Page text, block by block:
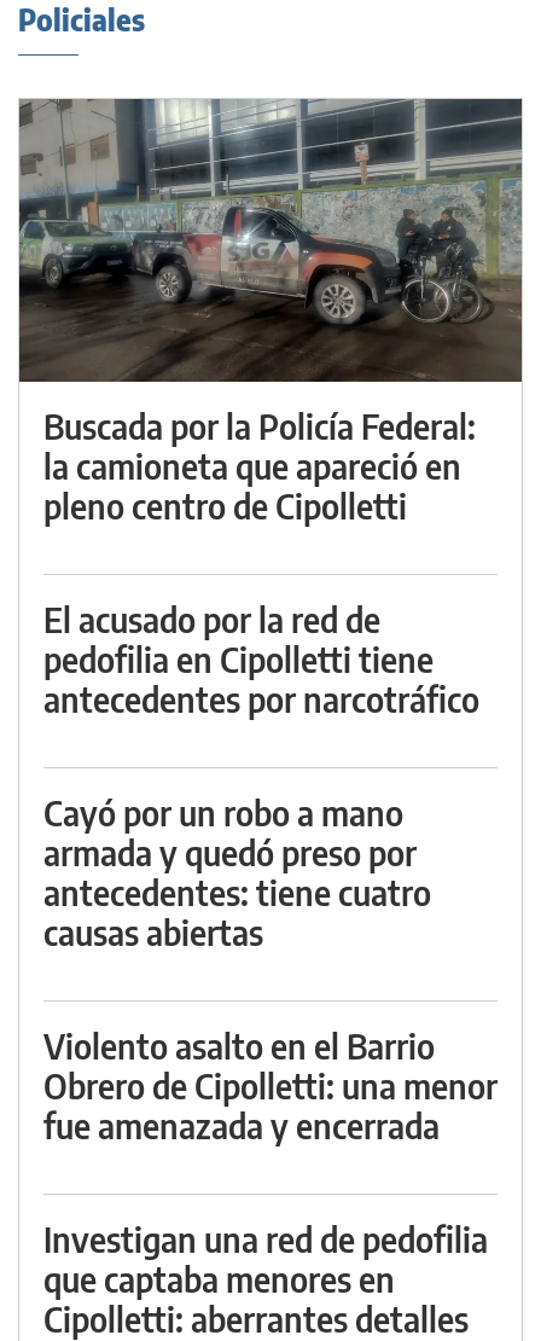
Policiales
Buscada por la Policía Federal:
la camioneta que apareció en
pleno centro de Cipolletti
El acusado por la red de
pedofilia en Cipolletti tiene
antecedentes por narcotráfico
Cayó por un robo a mano
armada y quedó preso por
antecedentes: tiene cuatro
causas abiertas
Violento asalto en el Barrio
Obrero de Cipolletti: una menor
fue amenazada y encerrada
Investigan una red de pedofilia
que captaba menores en
Cipolletti: aberrantes detalles